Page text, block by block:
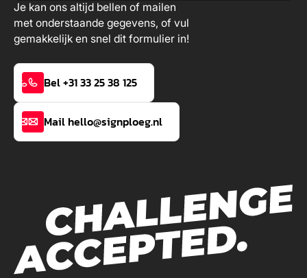
Je kan ons altijd bellen of mailen
met onderstaande gegevens, of vul
gemakkelijk en snel dit formulier in!
Bel +31 33 25 38 125
Mail hello@signploeg.nl